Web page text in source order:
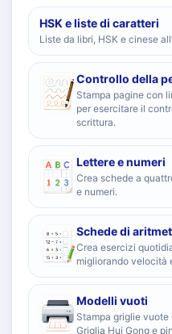
HSK e liste di caratteri
Liste da libri, HSK e cinese
Controllo della
Stampa pagine con
per esercitare il
scrittura.
Lettere e numeri
Crea schede a
e numeri.
Schede di
Crea esercizi
migliorando velocità
Modelli vuoti
Stampa griglie
Griglia Hui Gong e